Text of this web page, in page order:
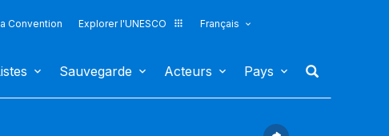
Convention Explorer l'UNESCO
Français
Sauvegarde Acteurs Pays